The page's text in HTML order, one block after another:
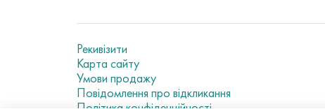
Рекивізити
Карта сайту
Умови продажу
Повідомлення про відкликання